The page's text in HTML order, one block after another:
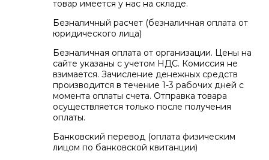
товар имеется у нас на складе.
Безналичный расчет (безналичная оплата от
юридического лица)
Безналичная оплата от организации. Цены на
сайте указаны с учетом НДС. Комиссия не
взимается. Зачисление денежных средств
производится в течение 1-3 рабочих дней с
момента оплаты счета. Отправка товара
осуществляется только после получения
оплаты.
Банковский перевод (оплата физическим
лицом по банковской квитанции)